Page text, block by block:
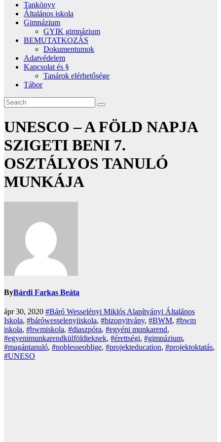
Tankönyv
Általános iskola
Gimnázium
GYIK gimnázium
BEMUTATKOZÁS
Dokumentumok
Adatvédelem
Kapcsolat és §
Tanárok elérhetősége
Tábor
UNESCO – A FÖLD NAPJA
SZIGETI BENI 7.
OSZTÁLYOS TANULÓ
MUNKÁJA
ByBárdi Farkas Beáta
ápr 30, 2020 #Báró Wesselényi Miklós Alapítványi Általános
Iskola, #bárówesselenyiiskola, #bizonyitvány, #BWM, #bwm
iskola, #bwmiskola, #diaszpóra, #egyéni munkarend,
#egyenimunkarendkülföldieknek, #érettségi, #gimnázium,
#magántanuló, #noblesseoblige, #projekteducation, #projektoktatás,
#UNESO